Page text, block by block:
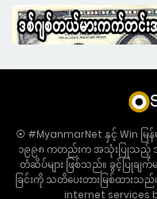
⦿ #MyanmarNet နှင့် Win မ
၁၉၉၈ ကတည်းက အသုံးပြုသည့်
တံဆိပ်များ ဖြစ်သည်။ ခွင့်ပြုချ
ခြင်းကို သတိပေးတားမြစ်ထားသ
internet services